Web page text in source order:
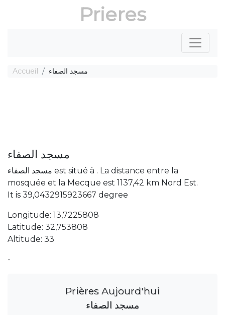
Prieres
Accueil مسجد الصفاء
مسجد الصفاء
مسجد الصفاء est situé à . La distance entre la
mosquée et la Mecque est 1137,42 km Nord Est.
It is 39,0432915923667 degree
Longitude: 13,7225808
Latitude: 32,753808
Altitude: 33
-
Prières Aujourd'hui
مسجد الصفاء